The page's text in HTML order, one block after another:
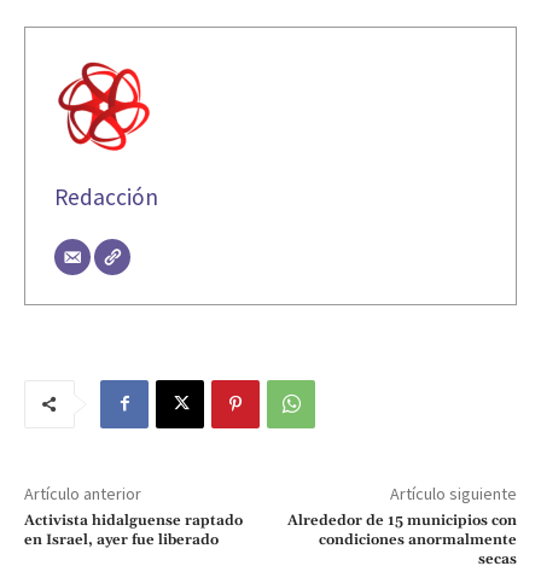
Redacción
Artículo anterior
Activista hidalguense raptado
en Israel, ayer fue liberado
Artículo siguiente
Alrededor de 15 municipios con
condiciones anormalmente
secas